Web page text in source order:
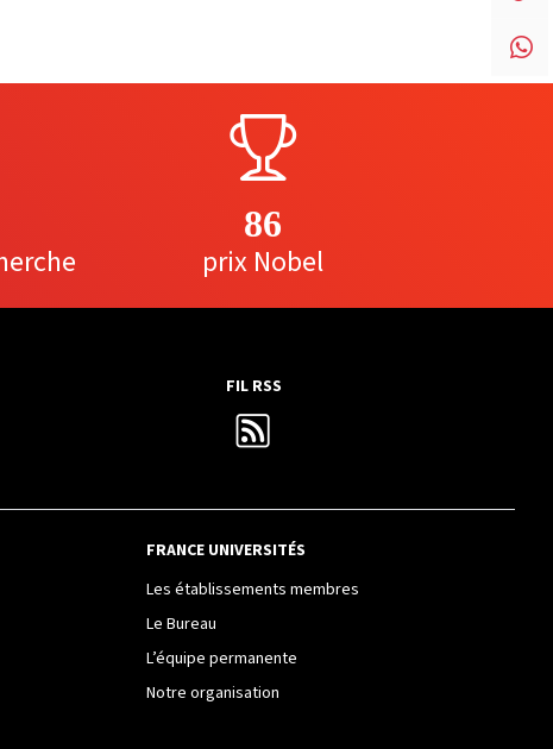
86
prix Nobel
FIL RSS
FRANCE UNIVERSITÉS
Les établissements membres
Le Bureau
L’équipe permanente
Notre organisation